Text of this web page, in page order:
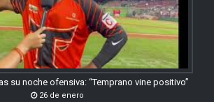
su noche ofensiva: “Temprano vine positivo”
26 de enero